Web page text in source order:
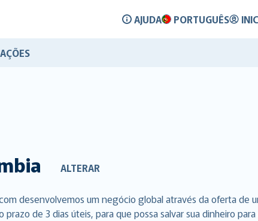
AJUDA PORTUGUÊS
ALTERAR
desenvolvemos um negócio global através da oferta de
de 3 dias úteis, para que possa salvar sua dinheiro